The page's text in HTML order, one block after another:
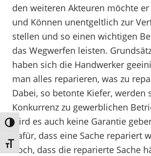
Umschalten auf hohe Kontraste
Schrift vergrößern
den weiteren Akteuren möchte
und Können unentgeltlich zur
stellen und so einen wichtigen
das Wegwerfen leisten.
haben sich die Handwerker
man alles reparieren, was zu
Dabei, so betonte Kiefer, werden
Konkurrenz zu gewerblichen
wird es auch keine Garantie
dafür, dass eine Sache repariert
noch, dass die reparierte Sache